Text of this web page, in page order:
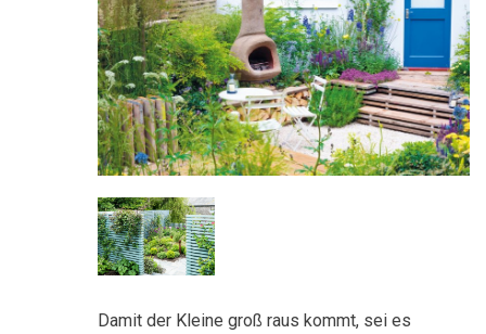
Damit der Kleine groß raus kommt, sei es